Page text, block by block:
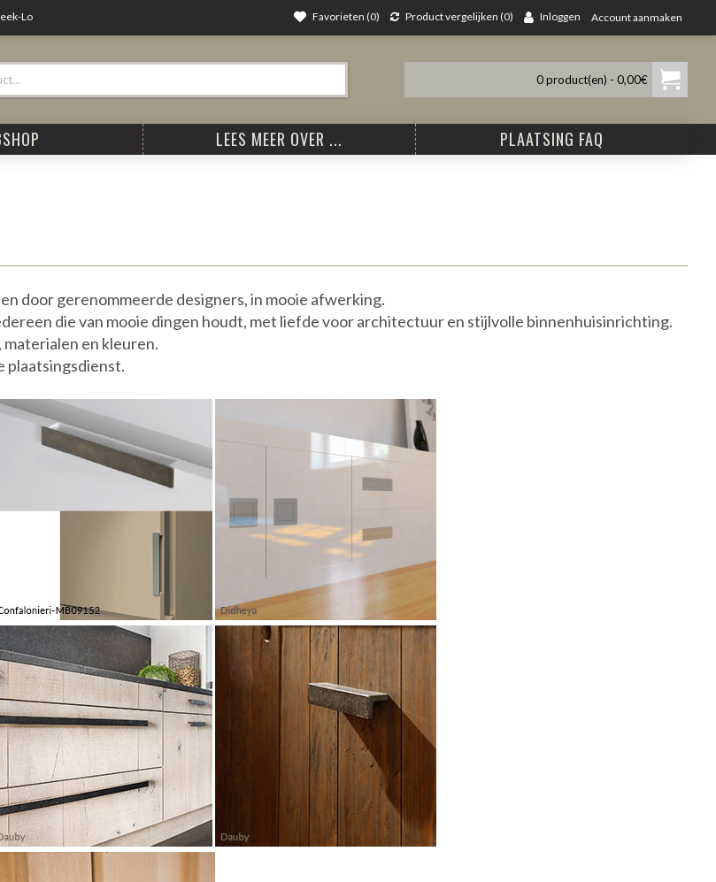
Lo Favorieten (0) Product vergelijken (0) Inloggen Account aanmaken
0 product(en) - 0,00€
LEES MEER OVER ... PLAATSING FAQ
door gerenommeerde designers, in mooie afwerking.
die van mooie dingen houdt, met liefde voor architectuur en stijlvolle binnenhuisinrichting.
materialen en kleuren.
plaatsingsdienst.